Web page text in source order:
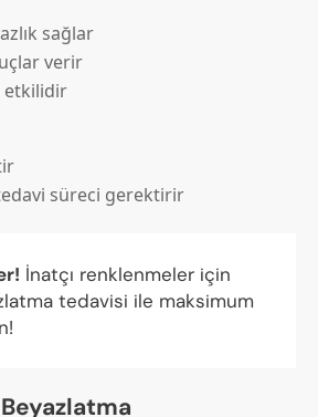
sağlar
verir
etkilidir
süreci gerektirir
İnatçı renklenmeler için
tedavisi ile maksimum